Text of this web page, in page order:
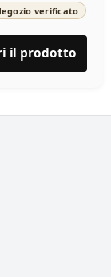
verificato
il prodotto